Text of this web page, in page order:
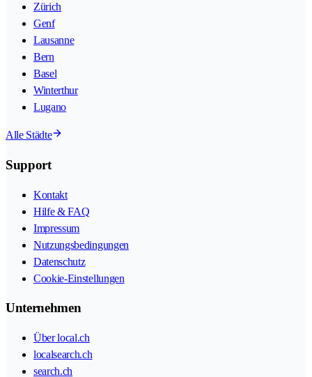
Zürich
Genf
Lausanne
Bern
Basel
Winterthur
Lugano
Alle Städte
Support
Kontakt
Hilfe & FAQ
Impressum
Nutzungsbedingungen
Datenschutz
Cookie-Einstellungen
Unternehmen
Über local.ch
localsearch.ch
search.ch